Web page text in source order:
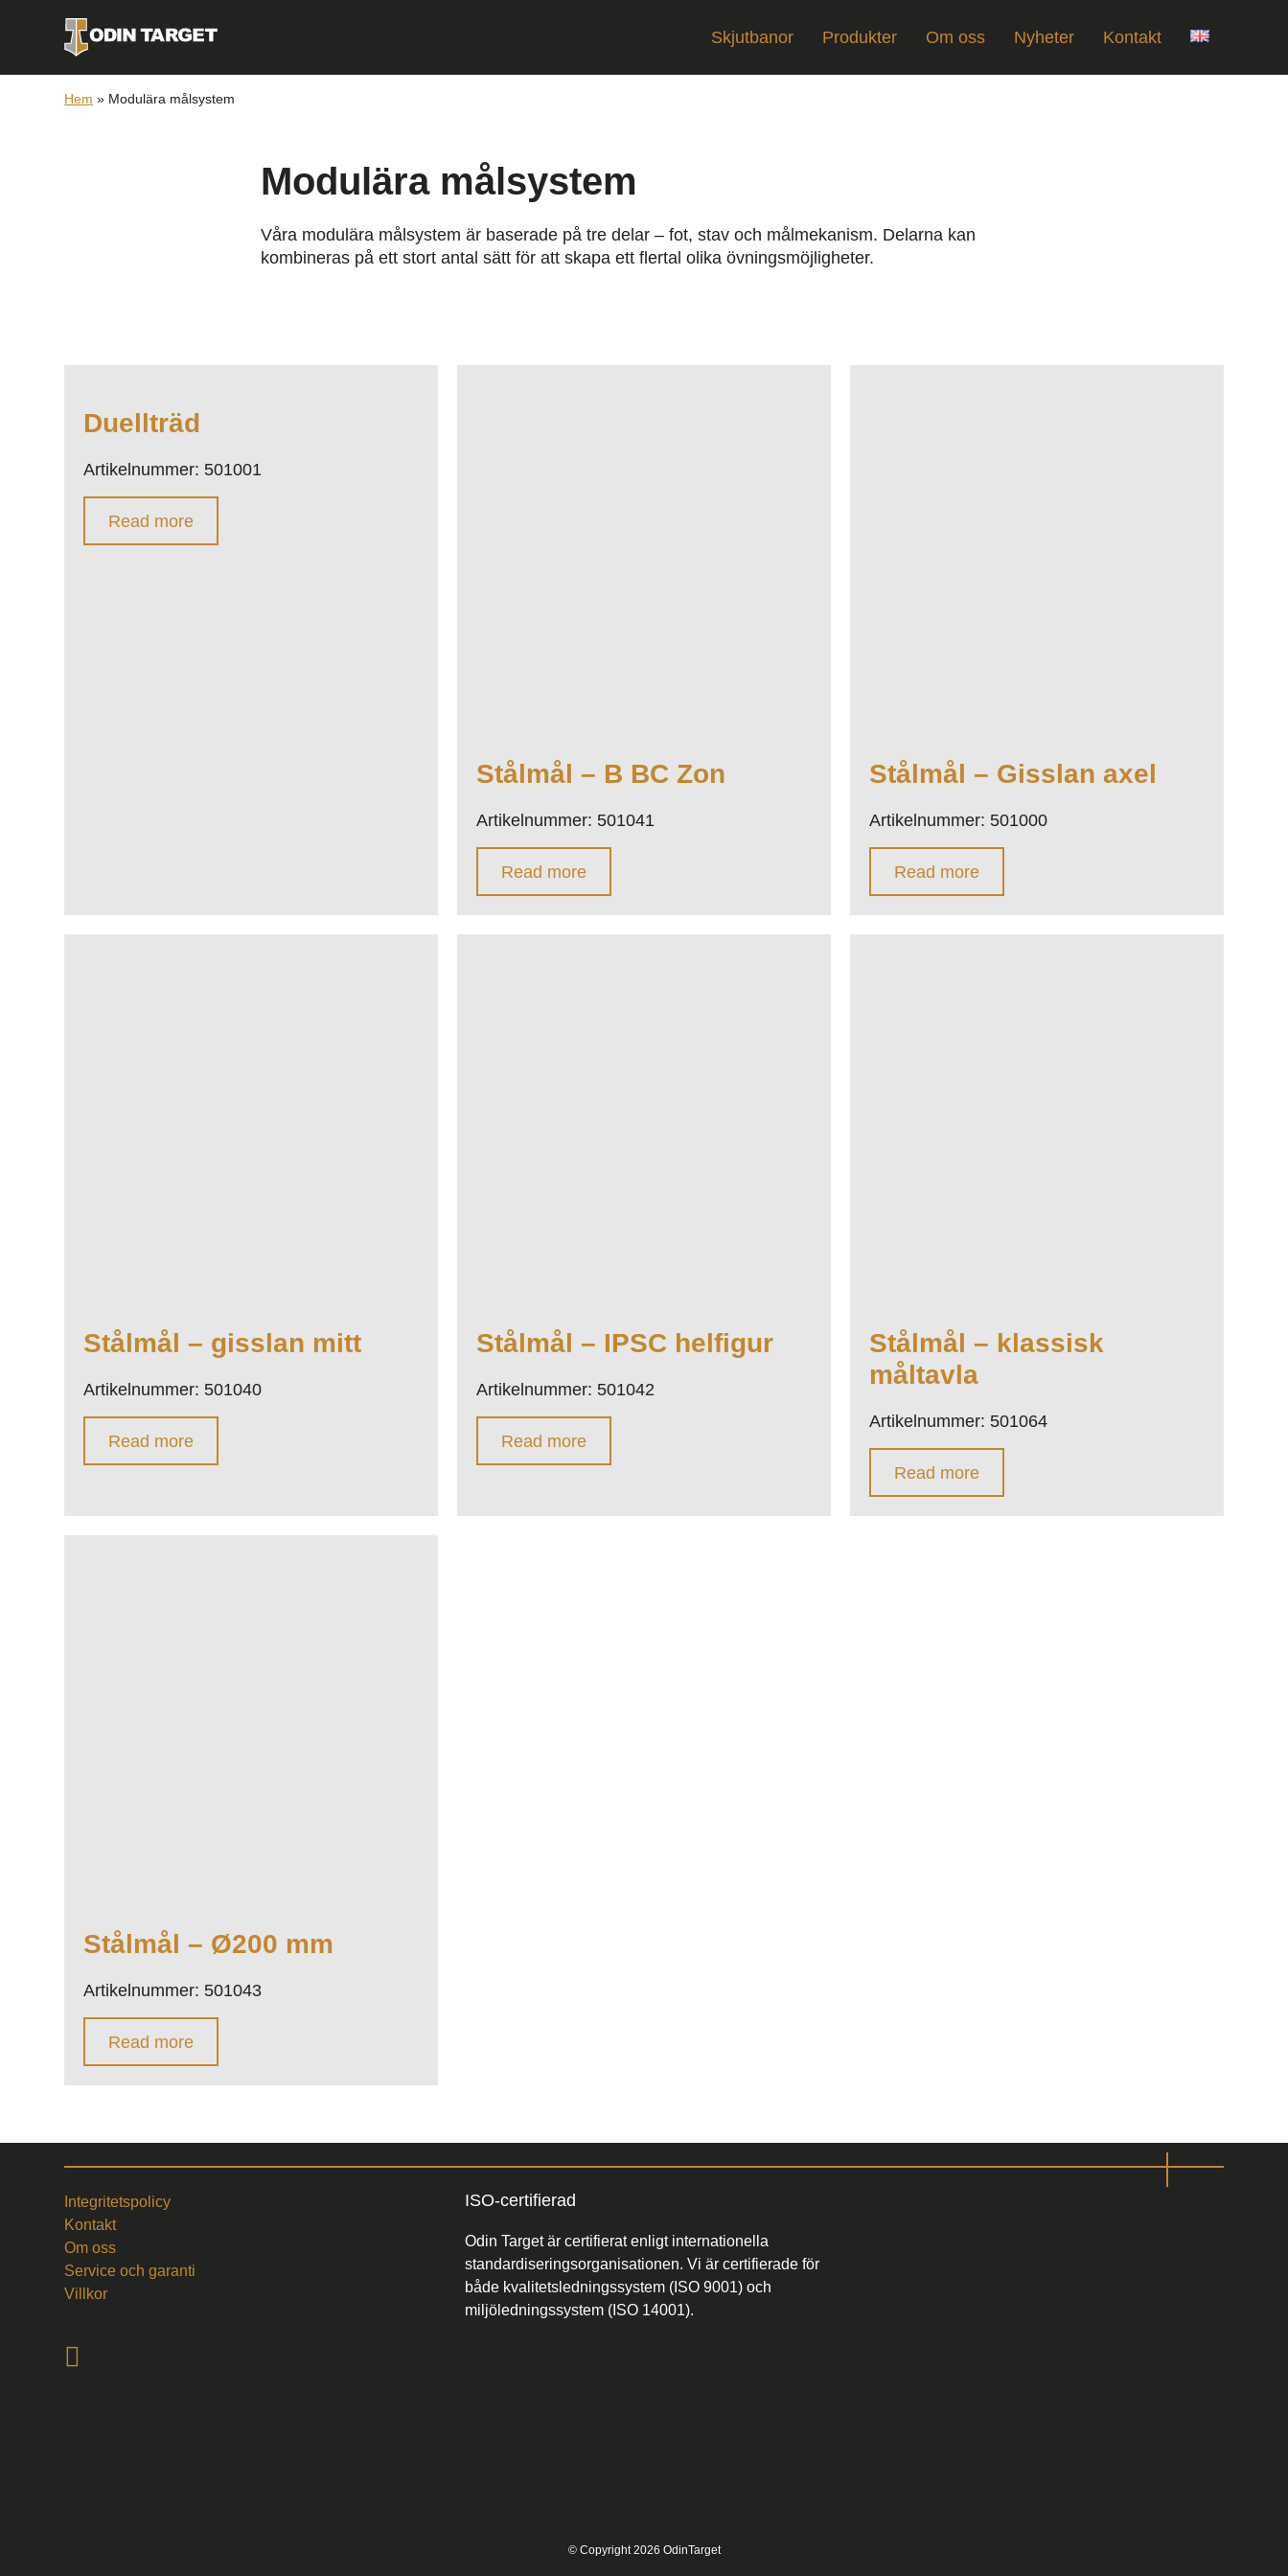
Skjutbanor Produkter Om oss Nyheter Kontakt
Hem » Modulära målsystem
Modulära målsystem
Våra modulära målsystem är baserade på tre delar – fot, stav och målmekanism. Delarna kan
kombineras på ett stort antal sätt för att skapa ett flertal olika övningsmöjligheter.
Duellträd
Artikelnummer: 501001
Read more
Stålmål – B BC Zon
Artikelnummer: 501041
Read more
Stålmål – Gisslan axel
Artikelnummer: 501000
Read more
Stålmål – gisslan mitt
Artikelnummer: 501040
Read more
Stålmål – IPSC helfigur
Artikelnummer: 501042
Read more
Stålmål – klassisk
måltavla
Artikelnummer: 501064
Read more
Stålmål – Ø200 mm
Artikelnummer: 501043
Read more
Integritetspolicy
Kontakt
Om oss
Service och garanti
Villkor
ISO-certifierad
Odin Target är certifierat enligt internationella
standardiseringsorganisationen. Vi är certifierade för
både kvalitetsledningssystem (ISO 9001) och
miljöledningssystem (ISO 14001).
© Copyright 2026 OdinTarget